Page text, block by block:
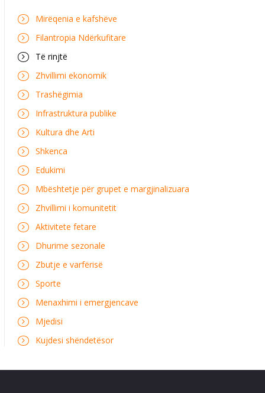
Mirëqenia e kafshëve
Filantropia Ndërkufitare
Të rinjtë
Zhvillimi ekonomik
Trashëgimia
Infrastruktura publike
Kultura dhe Arti
Shkenca
Edukimi
Mbështetje për grupet e margjinalizuara
Zhvillimi i komunitetit
Aktivitete fetare
Dhurime sezonale
Zbutje e varfërisë
Sporte
Menaxhimi i emergjencave
Mjedisi
Kujdesi shëndetësor